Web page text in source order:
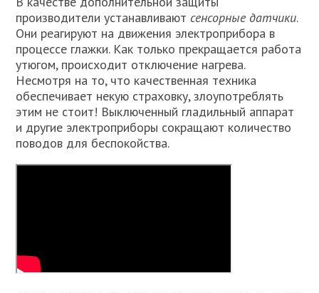
производители устанавливают сенсорные датчики.
Они реагируют на движения электроприбора в
процессе глажки. Как только прекращается работа
утюгом, происходит отключение нагрева.
Несмотря на то, что качественная техника
обеспечивает некую страховку, злоупотреблять
этим не стоит! Выключенный гладильный аппарат
и другие электроприборы сокращают количество
поводов для беспокойства.